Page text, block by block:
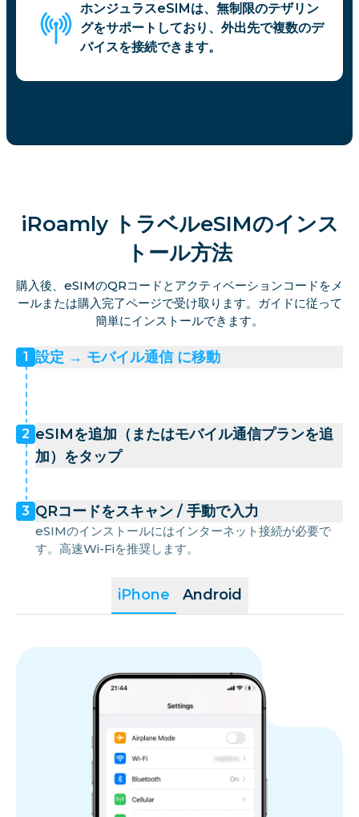
ホンジュラスeSIMは、無制限のテザリン
グをサポートしており、外出先で複数のデ
バイスを接続できます。
iRoamly トラベルeSIMのインス
トール方法
購入後、eSIMのQRコードとアクティベーションコードをメ
ールまたは購入完了ページで受け取ります。ガイドに従って
簡単にインストールできます。
iPhone Android
1 設定 → モバイル通信 に移動
2 eSIMを追加（またはモバイル通信プランを追
加）をタップ
3 QRコードをスキャン / 手動で入力
eSIMのインストールにはインターネット接続が必要で
す。高速Wi-Fiを推奨します。